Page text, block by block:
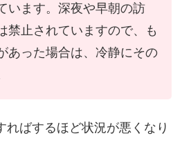
います。深夜や早朝の訪
禁止されていますので、も
あった場合は、冷静にその
ればするほど状況が悪くなり